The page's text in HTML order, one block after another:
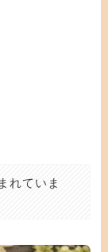
れていま